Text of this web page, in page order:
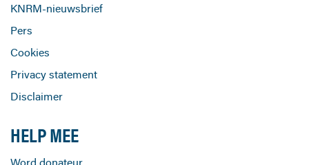
KNRM-nieuwsbrief
Pers
Cookies
Privacy statement
Disclaimer
HELP MEE